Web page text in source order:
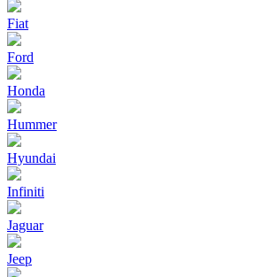
Fiat
Ford
Honda
Hummer
Hyundai
Infiniti
Jaguar
Jeep